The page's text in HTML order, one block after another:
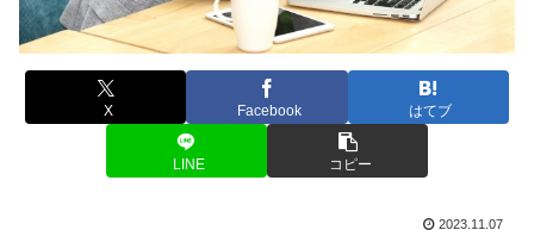
X Facebook はてブ
LINE コピー
2023.11.07